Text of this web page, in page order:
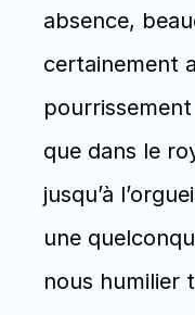
absence,
certainement
que dans le
jusqu’à
une
nous humilier